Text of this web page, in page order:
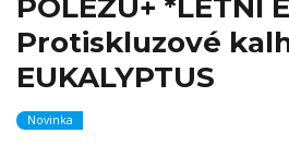
POLEZU+ *LETNÍ
Protiskluzové
EUKALYPTUS
Novinka